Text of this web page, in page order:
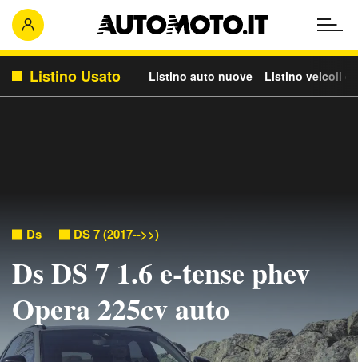
Listino Usato Listino auto nuove Listino veicoli
Ds DS 7 (2017-->>)
Ds DS 7 1.6 e-tense phev
Opera 225cv auto